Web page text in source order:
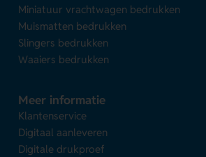
Miniatuur vrachtwagen bedrukken
Muismatten bedrukken
Slingers bedrukken
Waaiers bedrukken
Meer informatie
Klantenservice
Digitaal aanleveren
Digitale drukproef